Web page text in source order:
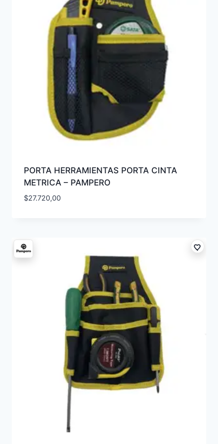
PORTA HERRAMIENTAS PORTA CINTA
METRICA – PAMPERO
$27.720,00